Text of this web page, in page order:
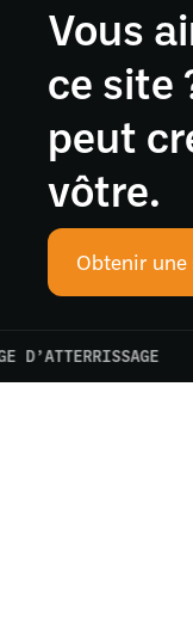
Vous
ce site
peut
vôtre.
Obtenir